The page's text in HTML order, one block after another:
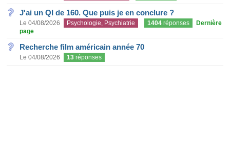
J'ai un QI de 160. Que puis je en conclure ?
Le 04/08/2026 Psychologie, Psychiatrie 1404 réponses
Dernière
page
Recherche film américain année 70
Le 04/08/2026 13 réponses